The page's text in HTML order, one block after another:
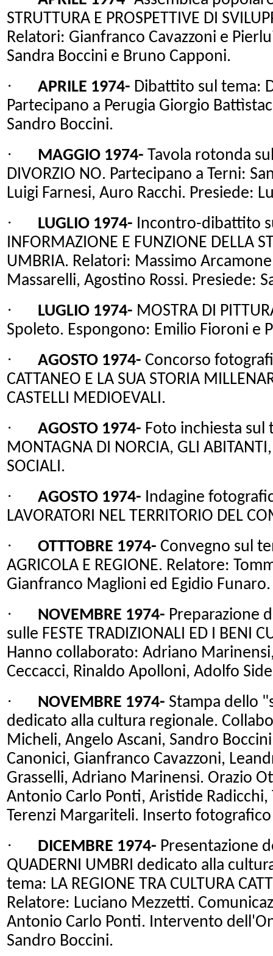
STRUTTURA E PROSPETTIVE DI
Relatori: Gianfranco Cavazzoni e
Sandra Boccini e Bruno Capponi.
· APRILE 1974- Dibattito sul tema:
Partecipano a Perugia Giorgio
Sandro Boccini.
· MAGGIO 1974- Tavola rotonda
DIVORZIO NO. Partecipano a Terni:
Luigi Farnesi, Auro Racchi. Presiede:
· LUGLIO 1974- Incontro-dibattito
INFORMAZIONE E FUNZIONE DELLA
UMBRIA. Relatori: Massimo
Massarelli, Agostino Rossi. Presiede:
· LUGLIO 1974- MOSTRA DI
Spoleto. Espongono: Emilio Fioroni e
· AGOSTO 1974- Concorso
CATTANEO E LA SUA STORIA
CASTELLI MEDIOEVALI.
· AGOSTO 1974- Foto inchiesta sul
MONTAGNA DI NORCIA, GLI
SOCIALI.
· AGOSTO 1974- Indagine
LAVORATORI NEL TERRITORIO DEL
· OTTTOBRE 1974- Convegno sul
AGRICOLA E REGIONE. Relatore:
Gianfranco Maglioni ed Egidio
· NOVEMBRE 1974- Preparazione
sulle FESTE TRADIZIONALI ED I BENI
Hanno collaborato: Adriano
Ceccacci, Rinaldo Apolloni, Adolfo
· NOVEMBRE 1974- Stampa dello
dedicato alla cultura regionale.
Micheli, Angelo Ascani, Sandro
Canonici, Gianfranco Cavazzoni,
Grasselli, Adriano Marinensi. Orazio
Antonio Carlo Ponti, Aristide
Terenzi Margariteli. Inserto
· DICEMBRE 1974- Presentazione
QUADERNI UMBRI dedicato alla
tema: LA REGIONE TRA CULTURA
Relatore: Luciano Mezzetti.
Antonio Carlo Ponti. Intervento
Sandro Boccini.